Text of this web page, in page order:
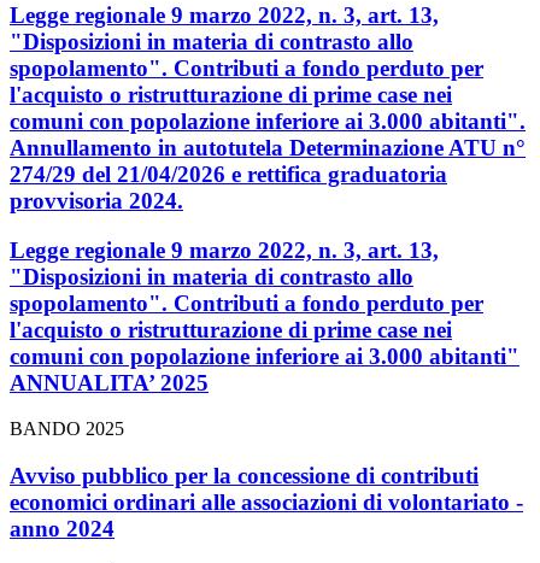
Legge regionale 9 marzo 2022, n. 3, art. 13,
"Disposizioni in materia di contrasto allo
spopolamento". Contributi a fondo perduto per
l'acquisto o ristrutturazione di prime case nei
comuni con popolazione inferiore ai 3.000 abitanti".
Annullamento in autotutela Determinazione ATU n°
274/29 del 21/04/2026 e rettifica graduatoria
provvisoria 2024.
Legge regionale 9 marzo 2022, n. 3, art. 13,
"Disposizioni in materia di contrasto allo
spopolamento". Contributi a fondo perduto per
l'acquisto o ristrutturazione di prime case nei
comuni con popolazione inferiore ai 3.000 abitanti"
ANNUALITA’ 2025
BANDO 2025
Avviso pubblico per la concessione di contributi
economici ordinari alle associazioni di volontariato -
anno 2024